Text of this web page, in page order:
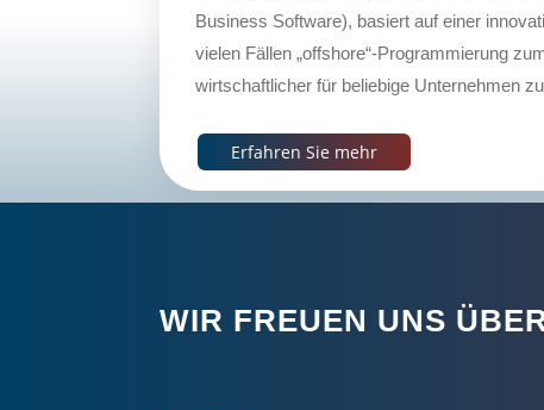
Business Software), basiert auf einer
vielen Fällen „offshore“-Programmierung
wirtschaftlicher für beliebige Unternehmen
Erfahren Sie mehr
WIR FREUEN UNS